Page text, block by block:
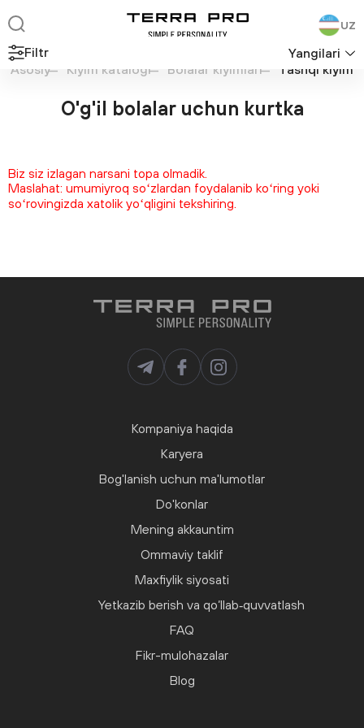
UZ
Asosiy Kiyim katalogi Bolalar kiyimlari Tashqi kiyim
O'g'il bolalar uchun kurtka
Filtr Yangilari
Biz siz izlagan narsani topa olmadik.
Maslahat: umumiyroq soʻzlardan foydalanib koʻring yoki
soʻrovingizda xatolik yoʻqligini tekshiring.
Kompaniya haqida
Karyera
Bog'lanish uchun ma'lumotlar
Do'konlar
Mening akkauntim
Ommaviy taklif
Maxfiylik siyosati
Yetkazib berish va qo‘llab‑quvvatlash
FAQ
Fikr-mulohazalar
Blog